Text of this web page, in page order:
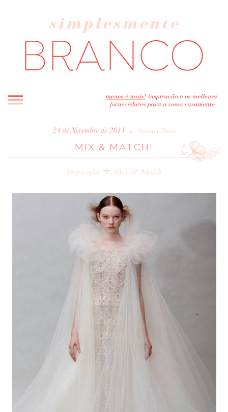
INICIO
BLOG
ENTREVISTAS
REAL WEDDINGS & EDITORIAIS
CASAVA-ME AQUI!
FORNECEDORES RECOMENDADOS
ANUNCIE CONNOSCO
24 de Novembro de 2011 • Susana Pinto
MIX & MATCH!
Inspiração + Mix & Match